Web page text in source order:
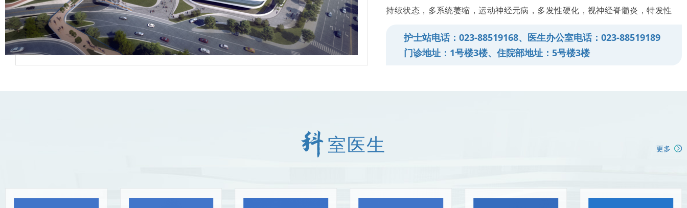
持续状态，多系统萎缩，运动神经元病，多发性硬化，视神经脊髓炎，特发性
常见病及多发病的诊治。以及路易体痴呆、急性播散性脑脊髓炎、线粒体肌病
及脑肌病、可逆性后部白质脑病、狼疮脑病、桥本脑病、皮质-纹状体-脊髓变性
护士站电话：023-88519168、医生办公室电话：023-88519189
门诊地址：1号楼3楼、住院部地址：5号楼3楼
室医生 更多